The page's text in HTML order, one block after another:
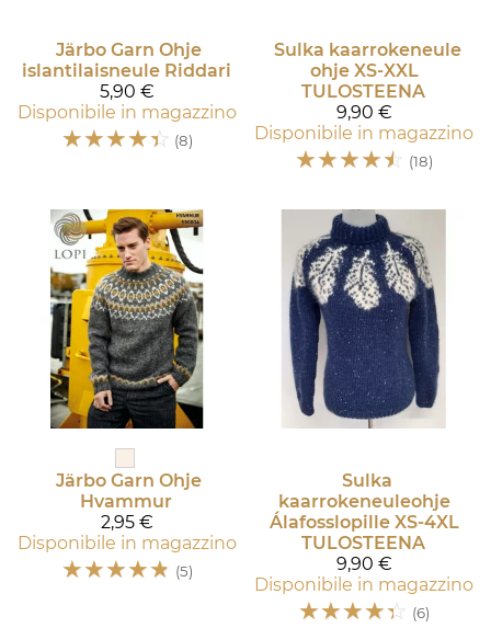
Järbo Garn Ohje
islantilaisneule Riddari
5,90 €
Disponibile in magazzino
☆☆☆☆☆ (8)
Sulka kaarrokeneule
ohje XS-XXL
TULOSTEENA
9,90 €
Disponibile in magazzino
☆☆☆☆☆ (18)
Järbo Garn Ohje
Hvammur
2,95 €
Disponibile in magazzino
☆☆☆☆☆ (5)
Sulka
kaarrokeneuleohje
Álafosslopille XS-4XL
TULOSTEENA
9,90 €
Disponibile in magazzino
☆☆☆☆☆ (6)